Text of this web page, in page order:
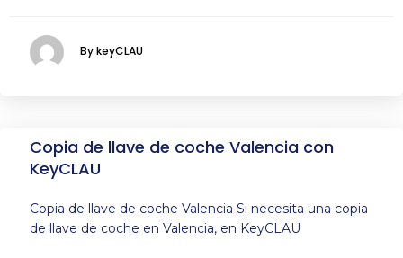
By keyCLAU
Copia de llave de coche Valencia con
KeyCLAU
Copia de llave de coche Valencia Si necesita una copia
de llave de coche en Valencia, en KeyCLAU